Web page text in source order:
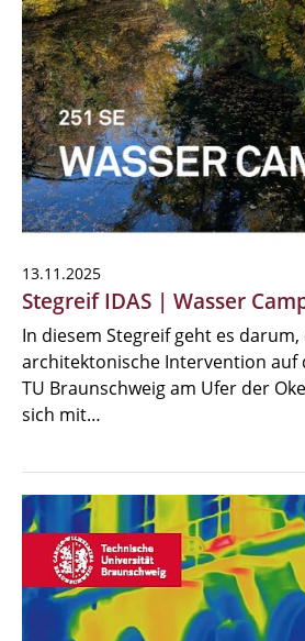
13.11.2025
Stegreif IDAS | Wasser
In diesem Stegreif geht es darum,
architektonische Intervention auf
TU Braunschweig am Ufer der
sich mit…